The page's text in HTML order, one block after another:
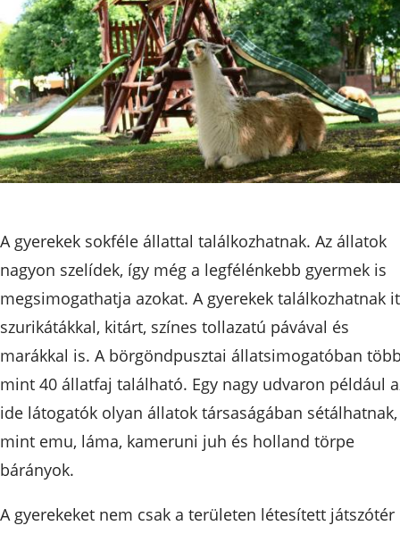
A gyerekek sokféle állattal találkozhatnak. Az állatok
nagyon szelídek, így még a legfélénkebb gyermek is
megsimogathatja azokat. A gyerekek találkozhatnak
szurikátákkal, kitárt, színes tollazatú pávával és
marákkal is. A börgöndpusztai állatsimogatóban
mint 40 állatfaj található. Egy nagy udvaron például
ide látogatók olyan állatok társaságában sétálhatnak,
mint emu, láma, kameruni juh és holland törpe
bárányok.
A gyerekeket nem csak a területen létesített játszótér